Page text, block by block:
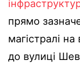
прямо
магістралі
до вулиці